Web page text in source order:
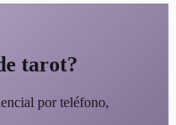
tarot?
por teléfono,